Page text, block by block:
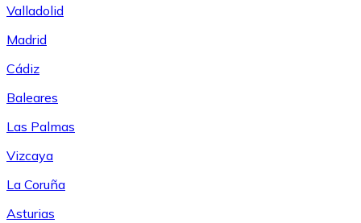
Valladolid
Madrid
Cádiz
Baleares
Las Palmas
Vizcaya
La Coruña
Asturias